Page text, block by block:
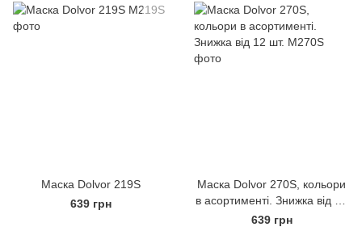
Маска Dolvor 219S
639 грн
Маска Dolvor 270S, кольори
в асортименті. Знижка від 12
шт.
639 грн